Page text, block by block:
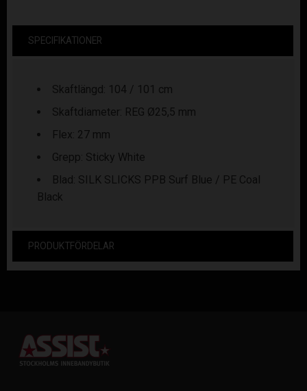
SPECIFIKATIONER
Skaftlängd: 104 / 101 cm
Skaftdiameter: REG Ø25,5 mm
Flex: 27 mm
Grepp: Sticky White
Blad: SILK SLICKS PPB Surf Blue / PE Coal
Black
PRODUKTFÖRDELAR